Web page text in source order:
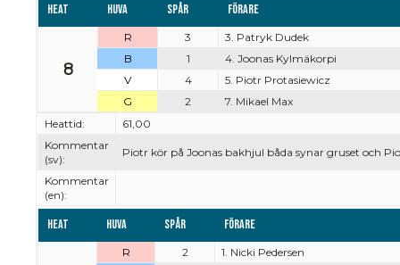
Heat Huva Spår Förare
8
R 3
3. Patryk Dudek
B
1
4. Joonas Kylmäkorpi
V
4
5. Piotr Protasiewicz
G
2
7. Mikael Max
Heattid:
61,00
Kommentar
(sv):
Piotr kör på Joonas bakhjul båda synar gruset och
Kommentar
(en):
Heat Huva Spår Förare
R 2
1. Nicki Pedersen